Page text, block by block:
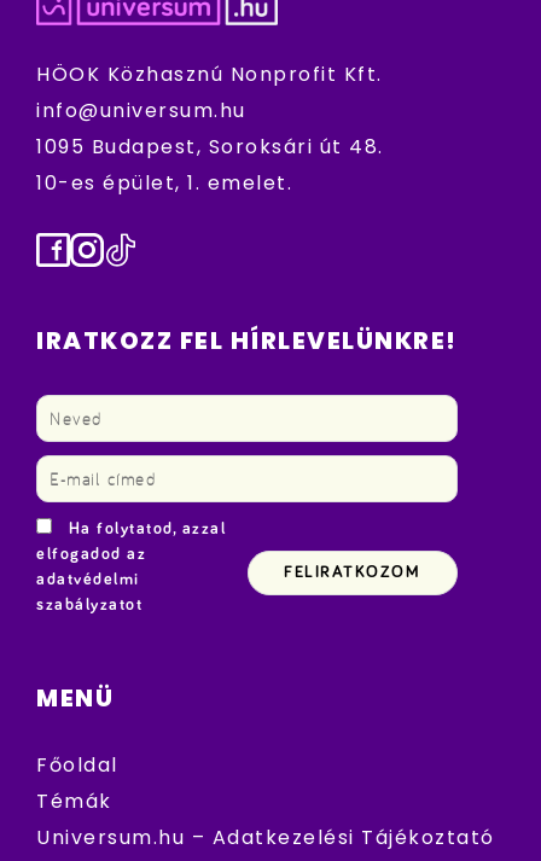
HÖOK Közhasznú Nonprofit Kft.
info@universum.hu
1095 Budapest, Soroksári út 48.
10-es épület, 1. emelet.
Facebook
Instagram
TikTok
IRATKOZZ FEL HÍRLEVELÜNKRE!
Ha folytatod, azzal
elfogadod az
adatvédelmi
szabályzatot
MENÜ
Főoldal
Témák
Universum.hu – Adatkezelési Tájékoztató